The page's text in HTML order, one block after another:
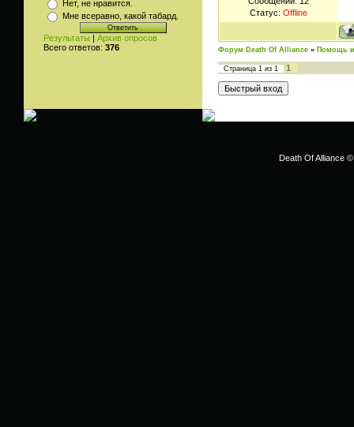
Нет, не нравится.
Мне всеравно, какой табард.
Результаты | Архив опросов
Всего ответов: 376
Статус: Offline
Форум Death Of Alliance » Помощь
Страница 1 из 1 1
Death Of Alliance